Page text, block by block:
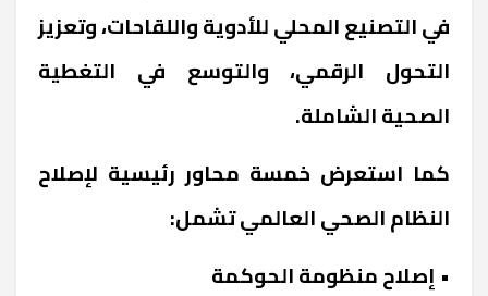
في التصنيع المحلي للأدوية واللقاحات، وتعزيز
التحول الرقمي، والتوسع في التغطية
الصحية الشاملة.
كما استعرض خمسة محاور رئيسية لإصلاح
النظام الصحي العالمي تشمل:
• إصلاح منظومة الحوكمة